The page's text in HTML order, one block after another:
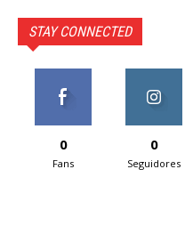
STAY CONNECTED
0
Fans
0
Seguidores